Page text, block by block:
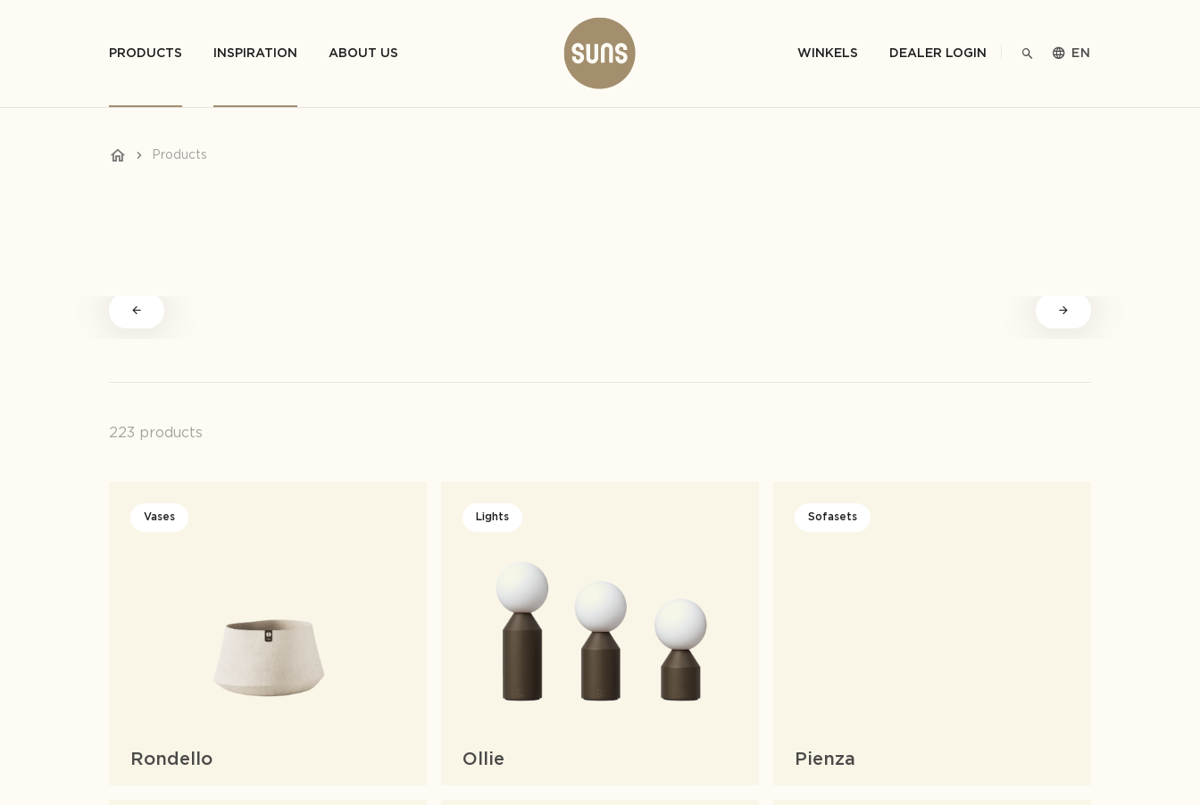
PRODUCTS INSPIRATION ABOUT US WINKELS DEALER LOGIN EN
Products
223 products
Vases
Rondello
Lights
Ollie
Sofasets
Pienza